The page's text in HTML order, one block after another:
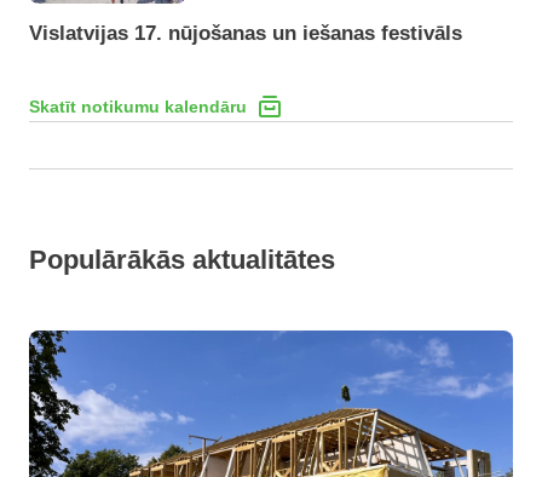
Vislatvijas 17. nūjošanas un iešanas festivāls
Skatīt notikumu kalendāru
Populārākās aktualitātes